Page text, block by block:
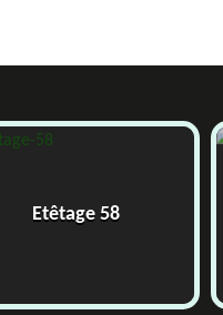
Pose de gazon en
rouleau 58